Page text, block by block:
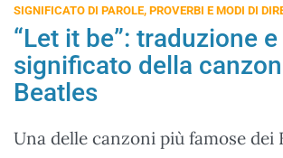
SIGNIFICATO DI PAROLE, PROVERBI E MODI DI
“Let it be”: traduzione
significato della
Beatles
Una delle canzoni più famose dei